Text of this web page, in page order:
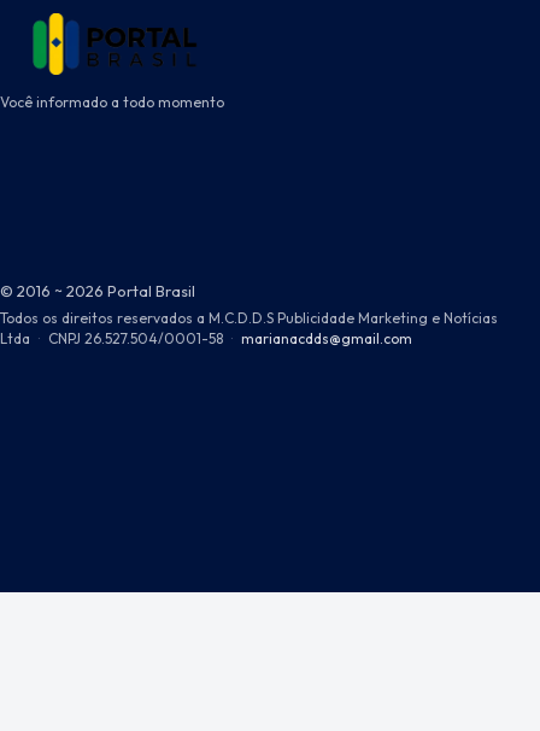
Você informado a todo momento
© 2016 ~ 2026 Portal Brasil
Todos os direitos reservados a M.C.D.D.S Publicidade Marketing e Notícias
Ltda · CNPJ 26.527.504/0001-58 · marianacdds@gmail.com